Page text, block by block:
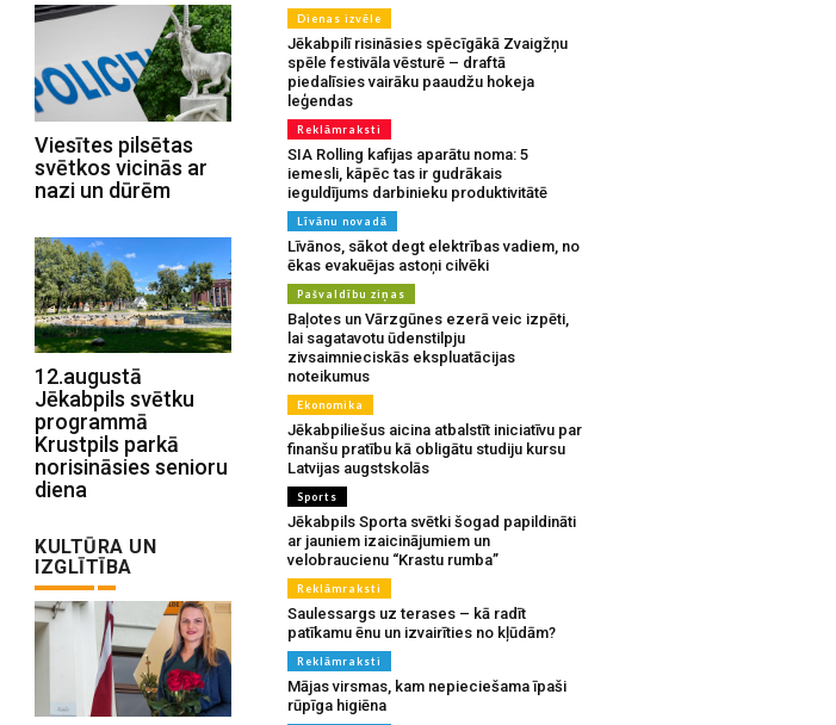
Viesītes pilsētas
svētkos vicinās ar
nazi un dūrēm
12.augustā
Jēkabpils svētku
programmā
Krustpils parkā
norisināsies senioru
diena
KULTŪRA UN
IZGLĪTĪBA
Dienas izvēle
Jēkabpilī risināsies spēcīgākā Zvaigžņu
spēle festivāla vēsturē – draftā
piedalīsies vairāku paaudžu hokeja
leģendas
Reklāmraksti
SIA Rolling kafijas aparātu noma: 5
iemesli, kāpēc tas ir gudrākais
ieguldījums darbinieku produktivitātē
Līvānu novadā
Līvānos, sākot degt elektrības vadiem, no
ēkas evakuējas astoņi cilvēki
Pašvaldību ziņas
Baļotes un Vārzgūnes ezerā veic izpēti,
lai sagatavotu ūdenstilpju
zivsaimnieciskās ekspluatācijas
noteikumus
Ekonomika
Jēkabpiliešus aicina atbalstīt iniciatīvu par
finanšu pratību kā obligātu studiju kursu
Latvijas augstskolās
Sports
Jēkabpils Sporta svētki šogad papildināti
ar jauniem izaicinājumiem un
velobraucienu “Krastu rumba”
Reklāmraksti
Saulessargs uz terases – kā radīt
patīkamu ēnu un izvairīties no kļūdām?
Reklāmraksti
Mājas virsmas, kam nepieciešama īpaši
rūpīga higiēna